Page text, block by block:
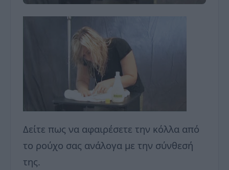
Δείτε πως να αφαιρέσετε την κόλλα από
το ρούχο σας ανάλογα με την σύνθεσή
της.